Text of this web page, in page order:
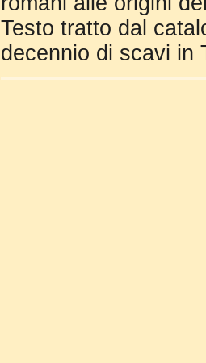
Testo tratto dal
decennio di scavi in